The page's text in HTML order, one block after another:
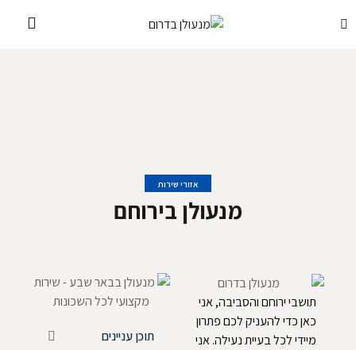
אזורי שירות
מנעולן בירוחם
תוכן עניינים
תושבי ירוחם והסביבה, אני
כאן כדי להעניק לכם פתרון
מיידי לכל בעיית נעילה. אני